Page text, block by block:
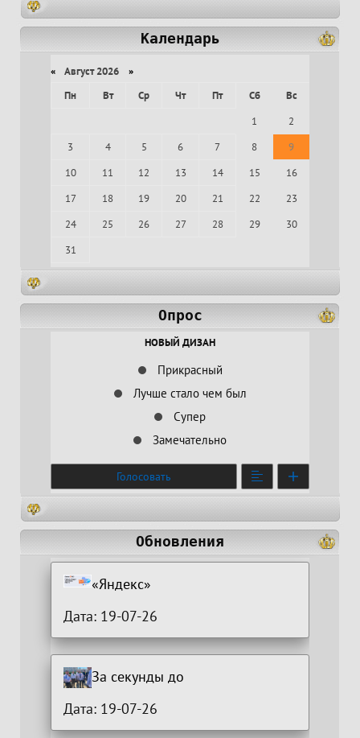
Календарь
« Август 2026 »
Пн
Вт Ср Чт Пт Сб
Вс
1
2
3
4 5 6 7 8
9
10
11 12 13 14 15
16
17
18 19 20 21 22
23
24
25 26 27 28 29
30
31
Опрос
НОВЫЙ ДИЗАН
Прикрасный
Лучше стало чем был
Супер
Замечательно
Голосовать
Обновления
«Яндекс»
Дата: 19-07-26
За секунды до
Дата: 19-07-26